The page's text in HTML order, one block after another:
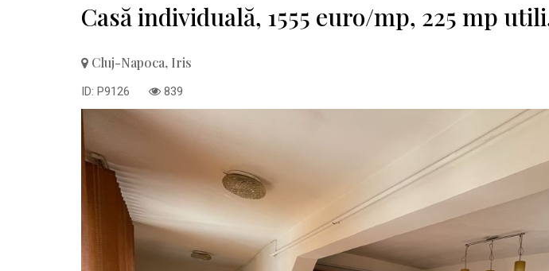
Casă individuală, 1555 euro/mp, 225 mp
Cluj-Napoca, Iris
ID: P9126 839